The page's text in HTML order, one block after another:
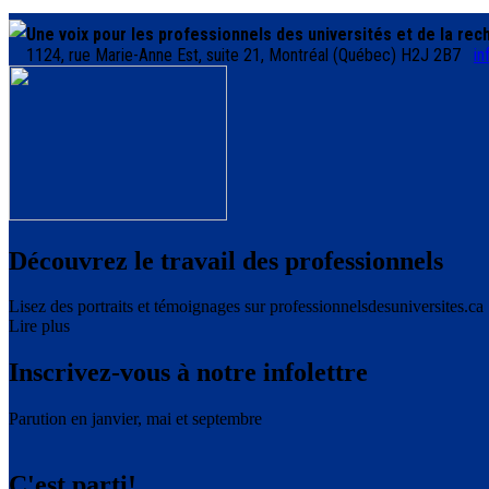
Une voix pour les professionnels des universités et de la
1124, rue Marie-Anne Est, suite 21, Montréal (Québec) H2J 2B7
Découvrez le travail des professionnels
Lisez des portraits et témoignages sur professionnelsdesuniversites.ca
Lire plus
Inscrivez-vous à notre infolettre
Parution en janvier, mai et septembre